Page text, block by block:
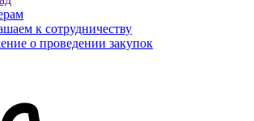
к сотрудничеству
о проведении закупок